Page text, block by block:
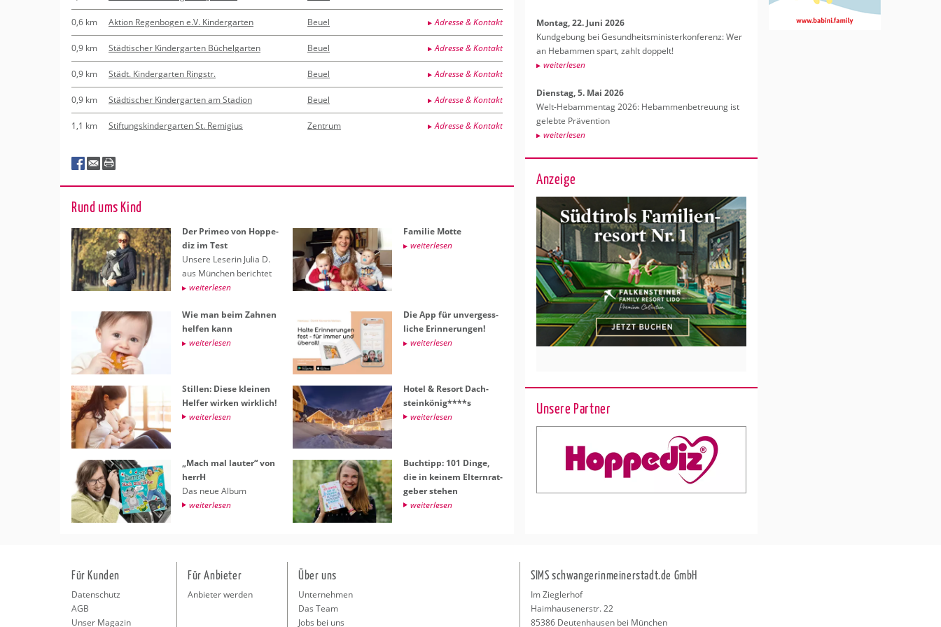
0,6 km Aktion Regenbogen e.V. Kindergarten Beuel Adresse & Kontakt
0,9 km Städtischer Kindergarten Büchelgarten Beuel Adresse & Kontakt
0,9 km Städt. Kindergarten Ringstr. Beuel Adresse & Kontakt
0,9 km Städtischer Kindergarten am Stadion Beuel Adresse & Kontakt
1,1 km Stiftungskindergarten St. Remigius Zentrum Adresse & Kontakt
Rund ums Kind
Der Pri­meo von Hop­pe­
diz im Test
Un­se­re Le­se­rin Julia D.
aus Mün­chen be­rich­tet
wei­ter­le­sen
Fa­mi­lie Motte
wei­ter­le­sen
Wie man beim Zah­nen
hel­fen kann
wei­ter­le­sen
Die App für un­ver­gess­
li­che Er­in­ne­run­gen!
wei­ter­le­sen
Stil­len: Diese klei­nen
Hel­fer wir­ken wirk­lich!
wei­ter­le­sen
Hotel & Re­sort Dach­
stein­kö­nig****s
wei­ter­le­sen
„Mach mal lau­ter“ von
herrH
Das neue Album
wei­ter­le­sen
Buch­tipp: 101 Dinge,
die in kei­nem El­tern­rat­
ge­ber ste­hen
wei­ter­le­sen
Mon­tag, 22. Juni 2026
Kund­ge­bung bei Ge­sund­heits­mi­nis­ter­kon­fe­renz: Wer
an Heb­am­men spart, zahlt dop­pelt!
wei­ter­le­sen
Diens­tag, 5. Mai 2026
Welt-Heb­am­men­tag 2026: Heb­am­men­be­treu­ung ist
ge­leb­te Prä­ven­ti­on
wei­ter­le­sen
Anzeige
Unsere Partner
Für Kunden
Datenschutz
AGB
Unser Magazin
Für Anbieter
Anbieter werden
Über uns
Unternehmen
Das Team
Jobs bei uns
SIMS schwangerinmeinerstadt.de GmbH
Im Zieglerhof
Haimhausenerstr. 22
85386 Deutenhausen bei München